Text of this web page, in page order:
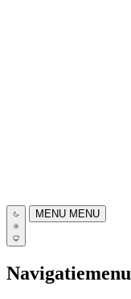
MENU MENU
Navigatiemenu